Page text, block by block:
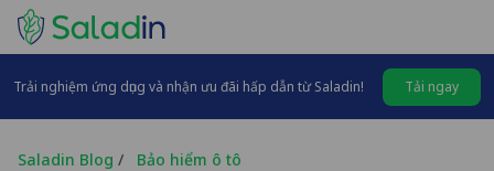
Trải nghiệm ứng dụng và nhận ưu đãi hấp dẫn từ Saladin! Tải ngay
Saladin Blog / Bảo hiểm ô tô